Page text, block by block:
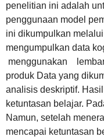
penelitian ini adalah
penggunaan model
ini dikumpulkan
mengumpulkan data
menggunakan
produk Data yang
analisis deskriptif.
ketuntasan belajar.
Namun, setelah
mencapai ketuntasan